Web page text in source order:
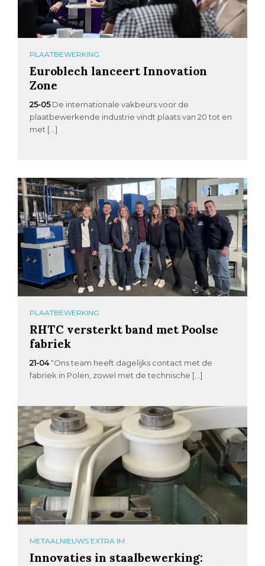
PLAATBEWERKING
Euroblech lanceert Innovation
Zone
25-05 De internationale vakbeurs voor de
plaatbewerkende industrie vindt plaats van 20 tot en
met […]
PLAATBEWERKING
RHTC versterkt band met Poolse
fabriek
21-04“Ons team heeft dagelijks contact met de
fabriek in Polen, zowel met de technische […]
METAALNIEUWS EXTRA IM
Innovaties in staalbewerking: